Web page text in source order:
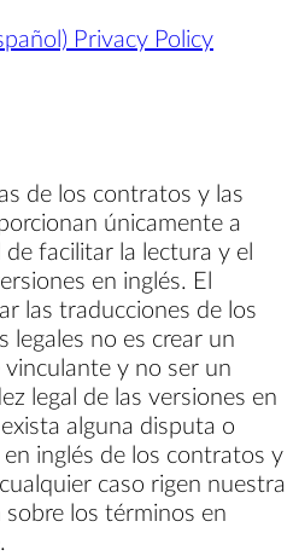
Privacy Policy
de los contratos y las
únicamente a
facilitar la lectura y el
en inglés. El
las traducciones de los
legales no es crear un
y no ser un
legal de las versiones en
alguna disputa o
inglés de los contratos y
caso rigen nuestra
los términos en